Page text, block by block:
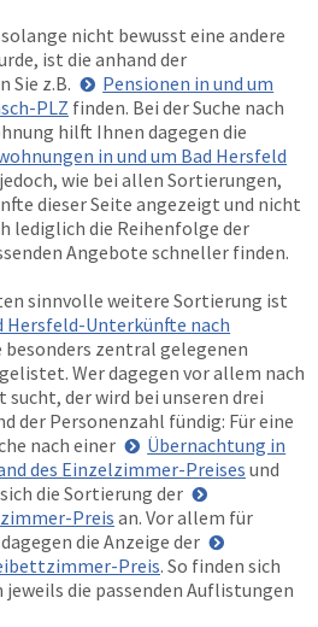
nicht bewusst eine andere
ist die anhand der
Sie z.B.
Pensionen in und um
PLZ finden. Bei der Suche nach
hilft Ihnen dagegen die
in und um Bad Hersfeld
wie bei allen Sortierungen,
dieser Seite angezeigt und nicht
lediglich die Reihenfolge der
Angebote schneller finden.
sinnvolle weitere Sortierung ist
Hersfeld-Unterkünfte nach
besonders zentral gelegenen
Wer dagegen vor allem nach
der wird bei unseren drei
der Personenzahl fündig: Für eine
nach einer
Übernachtung in
des Einzelzimmer-Preises und
die Sortierung der
Preis an. Vor allem für
die Anzeige der
Preis. So finden sich
die passenden Auflistungen